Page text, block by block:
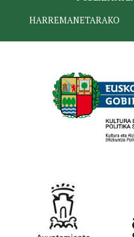
HARREMANETARAKO